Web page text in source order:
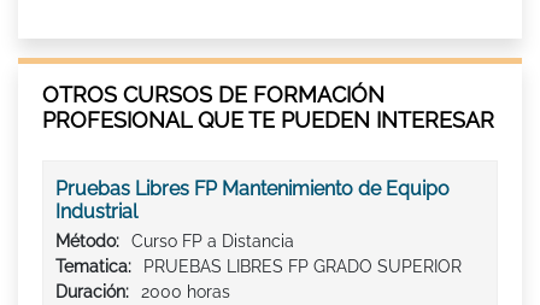
OTROS CURSOS DE FORMACIÓN
PROFESIONAL QUE TE PUEDEN INTERESAR
Pruebas Libres FP Mantenimiento de Equipo
Industrial
Método:
Curso FP a Distancia
Tematica:
PRUEBAS LIBRES FP GRADO SUPERIOR
Duración:
2000 horas